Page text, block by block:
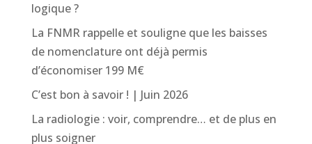
logique ?
La FNMR rappelle et souligne que les baisses
de nomenclature ont déjà permis
d’économiser 199 M€
C’est bon à savoir ! | Juin 2026
La radiologie : voir, comprendre… et de plus en
plus soigner